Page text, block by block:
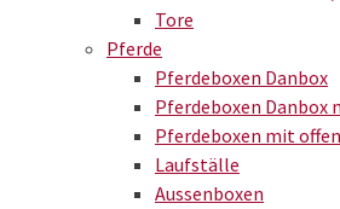
Tore
Pferde
Pferdeboxen Danbox
Pferdeboxen
Pferdeboxen mit
Laufställe
Aussenboxen